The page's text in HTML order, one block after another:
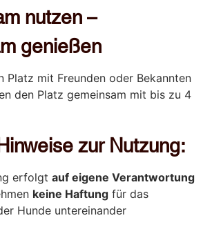
nutzen –
genießen
Platz mit Freunden oder Bekannten
den Platz gemeinsam mit bis zu 4
zur Nutzung:
erfolgt auf eigene Verantwortung
keine Haftung für das
Hunde untereinander